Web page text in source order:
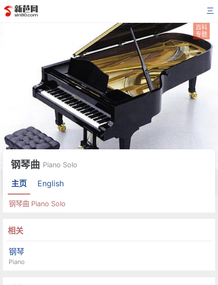
三
百科
专题
钢琴曲 Piano Solo
主页 English
钢琴曲 Piano Solo
相关
钢琴
Piano